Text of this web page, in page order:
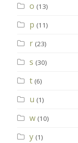
o (13)
p (11)
r (23)
s (30)
t (6)
u (1)
w (10)
y (1)